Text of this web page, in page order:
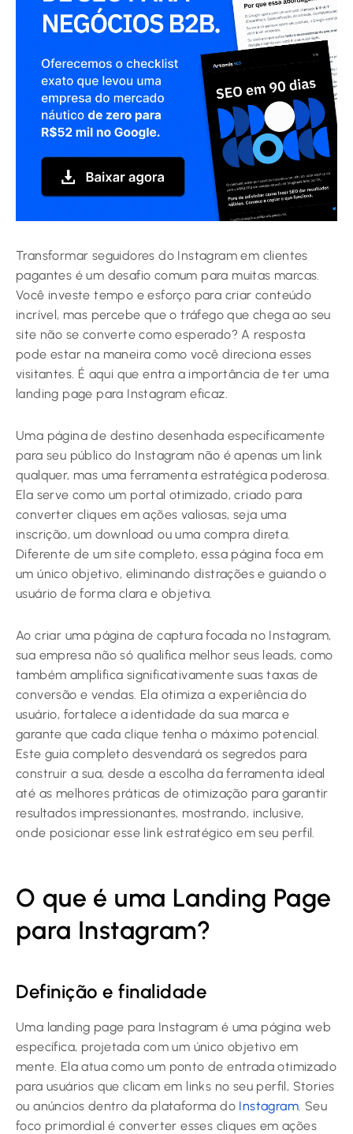
Transformar seguidores do Instagram em clientes
pagantes é um desafio comum para muitas marcas.
Você investe tempo e esforço para criar conteúdo
incrível, mas percebe que o tráfego que chega ao seu
site não se converte como esperado? A resposta
pode estar na maneira como você direciona esses
visitantes. É aqui que entra a importância de ter uma
landing page para Instagram eficaz.
Uma página de destino desenhada especificamente
para seu público do Instagram não é apenas um link
qualquer, mas uma ferramenta estratégica poderosa.
Ela serve como um portal otimizado, criado para
converter cliques em ações valiosas, seja uma
inscrição, um download ou uma compra direta.
Diferente de um site completo, essa página foca em
um único objetivo, eliminando distrações e guiando o
usuário de forma clara e objetiva.
Ao criar uma página de captura focada no Instagram,
sua empresa não só qualifica melhor seus leads, como
também amplifica significativamente suas taxas de
conversão e vendas. Ela otimiza a experiência do
usuário, fortalece a identidade da sua marca e
garante que cada clique tenha o máximo potencial.
Este guia completo desvendará os segredos para
construir a sua, desde a escolha da ferramenta ideal
até as melhores práticas de otimização para garantir
resultados impressionantes, mostrando, inclusive,
onde posicionar esse link estratégico em seu perfil.
O que é uma Landing Page
para Instagram?
Definição e finalidade
Uma landing page para Instagram é uma página web
específica, projetada com um único objetivo em
mente. Ela atua como um ponto de entrada otimizado
para usuários que clicam em links no seu perfil, Stories
ou anúncios dentro da plataforma do Instagram . Seu
foco primordial é converter esses cliques em ações